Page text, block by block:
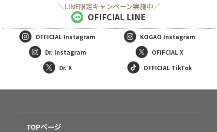
＼LINE限定キャンペーン実施中／
OFIFCIAL LINE
OFFICIAL Instagram KOGAO Instagram
Dr. Instagram
OFIFCIAL X
Dr. X
OFFICIAL TikTok
TOPページ